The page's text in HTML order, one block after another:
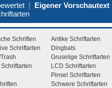
| Eigener Vorschautext
Schriften
Antike Schriftarten
Schriftarten
Dingbats
Gruselige Schriftarten
LCD Schriftarten
Pinsel Schriftarten
Schwere Schriftarten